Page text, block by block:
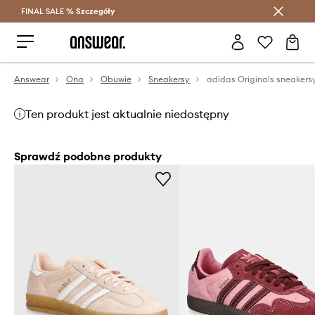
Oszczędzaj z Answear Club >
FINAL SALE % Szczegóły
Answear Ona Obuwie Sneakersy
Ten produkt jest aktualnie niedostępny
Sprawdź podobne produkty